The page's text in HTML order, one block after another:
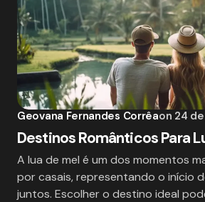
Geovana Fernandes Corrêaon 24
Destinos Românticos Para
A lua de mel é um dos momentos
por casais, representando o início
juntos. Escolher o destino ideal